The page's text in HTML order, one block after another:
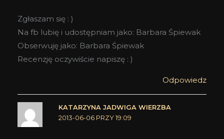
Zgłaszam się : )
Na fb lubię i udostępniam jako: Barbara Śpiewak
Obserwuję jako: Barbara Śpiewak
Recenzję oczywiście napiszę : )
Odpowiedz
KATARZYNA JADWIGA WIERZBA
2013-06-06 PRZY 19:09